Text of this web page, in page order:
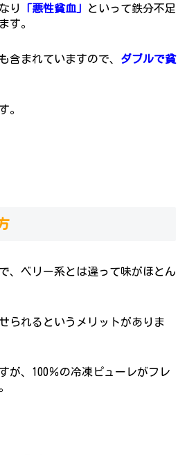
り
「悪性貧血」
といって鉄分不足
す。
含まれていますので、 ダブルで貧
。
、ベリー系とは違って味がほとん
られるというメリットがありま
が、100％の冷凍ピューレがフレ